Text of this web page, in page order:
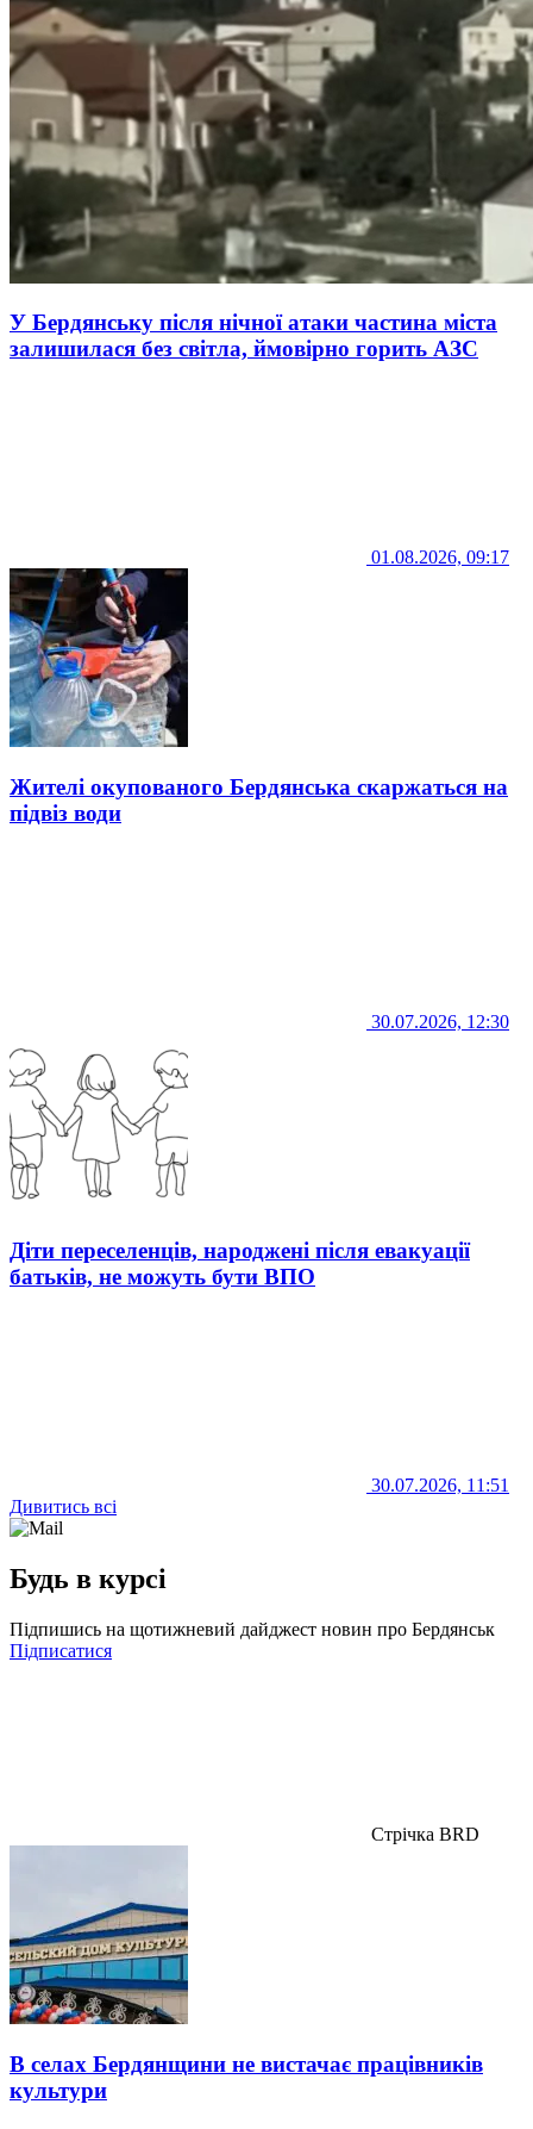
У Бердянську після нічної атаки частина міста
залишилася без світла, ймовірно горить АЗС
01.08.2026, 09:17
Жителі окупованого Бердянська скаржаться на
підвіз води
30.07.2026, 12:30
Діти переселенців, народжені після евакуації
батьків, не можуть бути ВПО
30.07.2026, 11:51
Дивитись всі
Будь в курсі
Підпишись на щотижневий дайджест новин про Бердянськ
Підписатися
Стрічка BRD
В селах Бердянщини не вистачає працівників
культури